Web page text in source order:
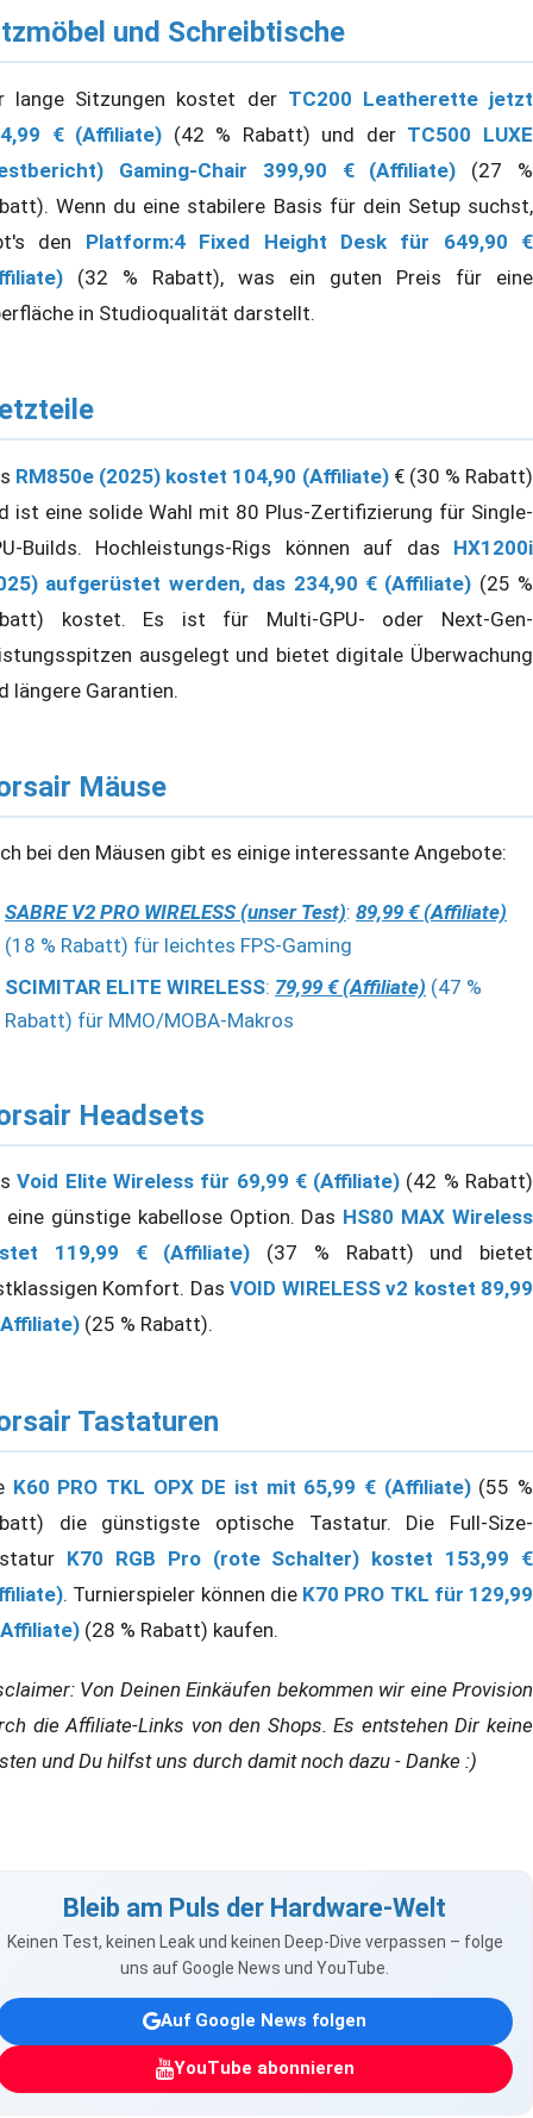
und Schreibtische
lange Sitzungen kostet der TC200 Leatherette jetzt
€ (Affiliate) (42 % Rabatt) und der TC500 LUXE
Gaming-Chair 399,90 € (Affiliate) (27 %
Wenn du eine stabilere Basis für dein Setup suchst,
den Platform:4 Fixed Height Desk für 649,90 €
(32 % Rabatt), was ein guten Preis für eine
in Studioqualität darstellt.
RM850e (2025) kostet 104,90 (Affiliate)€ (30 % Rabatt)
ist eine solide Wahl mit 80 Plus-Zertifizierung für Single-
Builds. Hochleistungs-Rigs können auf das HX1200i
aufgerüstet werden, das 234,90 € (Affiliate) (25 %
kostet. Es ist für Multi-GPU- oder Next-Gen-
ausgelegt und bietet digitale Überwachung
längere Garantien.
Mäuse
bei den Mäusen gibt es einige interessante Angebote:
SABRE V2 PRO WIRELESS (unser Test): 89,99 € (Affiliate)
(18 % Rabatt) für leichtes FPS-Gaming
SCIMITAR ELITE WIRELESS: 79,99 € (Affiliate) (47 %
Rabatt) für MMO/MOBA-Makros
Headsets
Void Elite Wireless für 69,99 € (Affiliate) (42 % Rabatt)
günstige kabellose Option. Das HS80 MAX Wireless
119,99 € (Affiliate) (37 % Rabatt) und bietet
Komfort. DasVOID WIRELESS v2 kostet 89,99
(25 % Rabatt).
Tastaturen
K60 PRO TKL OPX DE ist mit 65,99 € (Affiliate)(55 %
die günstigste optische Tastatur. Die Full-Size-
K70 RGB Pro (rote Schalter) kostet 153,99 €
. Turnierspieler können die K70 PRO TKL für 129,99
(28 % Rabatt) kaufen.
Von Deinen Einkäufen bekommen wir eine Provision
die Affiliate-Links von den Shops. Es entstehen Dir keine
und Du hilfst uns durch damit noch dazu - Danke :)
Bleib am Puls der Hardware-Welt
Keinen Test, keinen Leak und keinen Deep-Dive verpassen – folge
uns auf Google News und YouTube.
Auf Google News folgen
YouTube abonnieren